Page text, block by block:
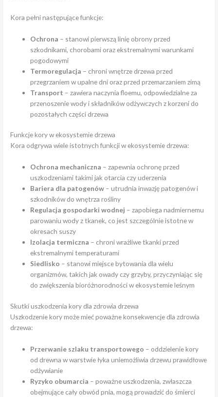
Kora pełni następujące funkcje:
Ochrona – stanowi pierwszą linię obrony przed
szkodnikami, chorobami oraz ekstremalnymi warunkami
pogodowymi
Termoregulacja – chroni wnętrze drzewa przed
przegrzaniem w upalne dni oraz przed przemarzaniem zimą
Transport – zawiera naczynia floemu, odpowiedzialne za
przenoszenie wody i składników odżywczych z korzeni do
pozostałych części drzewa
Funkcje kory w ekosystemie drzewa
Kora odgrywa wiele istotnych funkcji w ekosystemie drzewa:
Ochrona mechaniczna – zapewnia ochronę przed
uszkodzeniami takimi jak otarcia czy uderzenia
Bariera dla patogenów – utrudnia inwazję patogenów i
szkodników do wnętrza rośliny
Regulacja gospodarki wodnej – zapobiega nadmiernemu
parowaniu wody z tkanek, co jest szczególnie istotne w
okresach suszy
Izolacja termiczna – chroni wrażliwe tkanki przed
ekstremalnymi temperaturami
Siedlisko – stanowi miejsce bytowania dla wielu
organizmów, takich jak owady czy grzyby, przyczyniając się
do zwiększenia bioróżnorodności w ekosystemie leśnym
Skutki uszkodzenia kory dla zdrowia drzewa
Uszkodzenie kory może mieć poważne konsekwencje dla zdrowia
drzewa:
Przerwanie szlaku transportowego – oddzielenie kory
od drewna w warstwie łyka uniemożliwia drzewu prawidłowe
odżywianie
Ryzyko obumarcia – poważne uszkodzenia, zwłaszcza
obejmujące cały obwód pnia, mogą prowadzić do śmierci